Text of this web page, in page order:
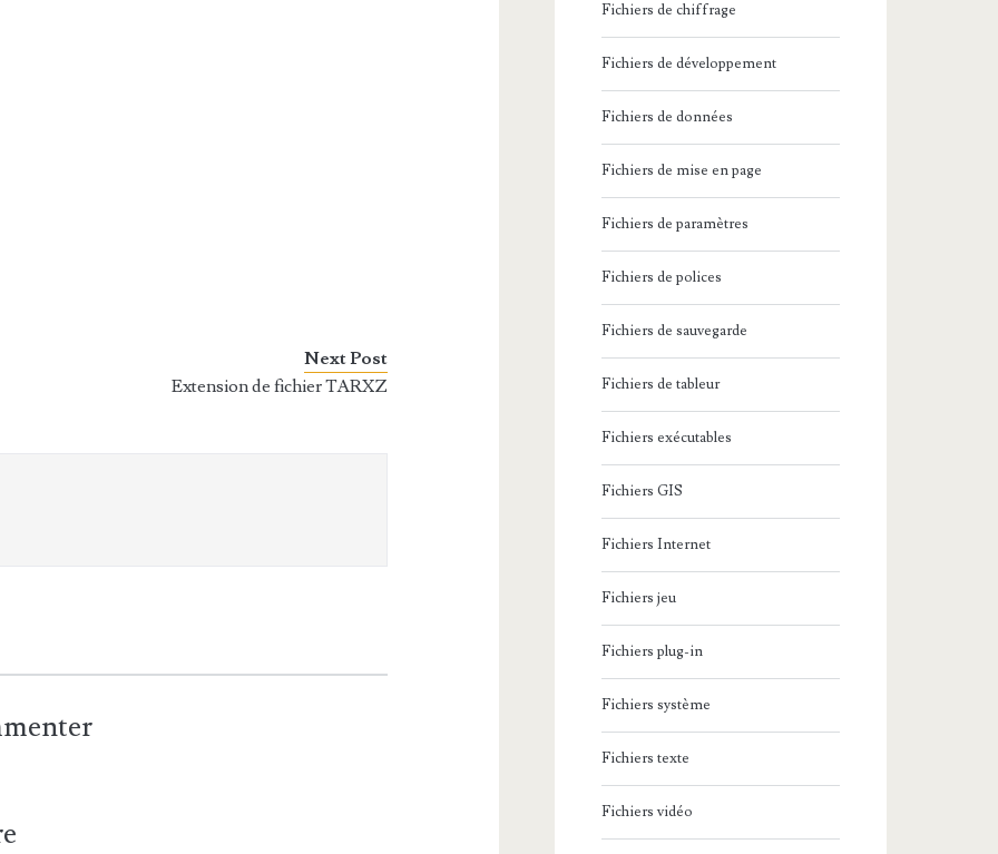
Next Post
Extension de fichier TARXZ
Fichiers de chiffrage
Fichiers de développement
Fichiers de données
Fichiers de mise en page
Fichiers de paramètres
Fichiers de polices
Fichiers de sauvegarde
Fichiers de tableur
Fichiers exécutables
Fichiers GIS
Fichiers Internet
Fichiers jeu
Fichiers plug-in
Fichiers système
Fichiers texte
Fichiers vidéo